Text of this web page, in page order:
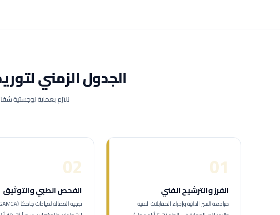
الجدول الزمني
نلتزم بعملية لوجستية
01
الفرز والترشيح الفني
مراجعة السير الذاتية وإجراء المقابلات الفنية
02
الفحص الطبي والتوثيق